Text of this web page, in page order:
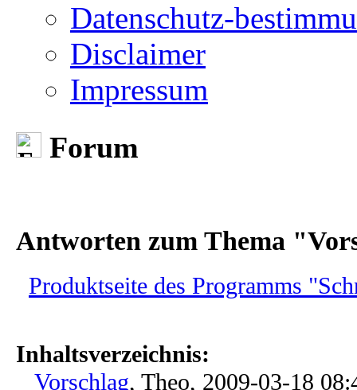
Datenschutz-
Disclaimer
Impressum
Forum
Antworten zum Thema
Produktseite des Programms
Inhaltsverzeichnis:
Vorschlag, Theo, 2009-03-18